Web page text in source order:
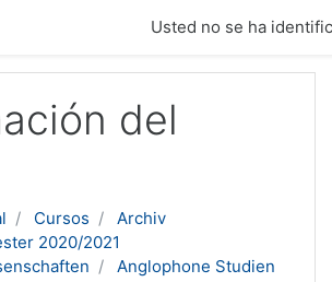
Usted no se ha
del
Cursos
Archiv
2020/2021
Anglophone Studien